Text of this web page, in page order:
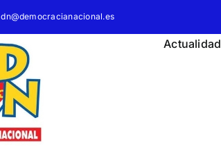
dn@democracianacional.es
Actualidad